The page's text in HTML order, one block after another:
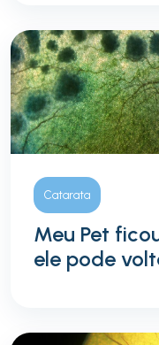
Catarata
Meu Pet
ele pode